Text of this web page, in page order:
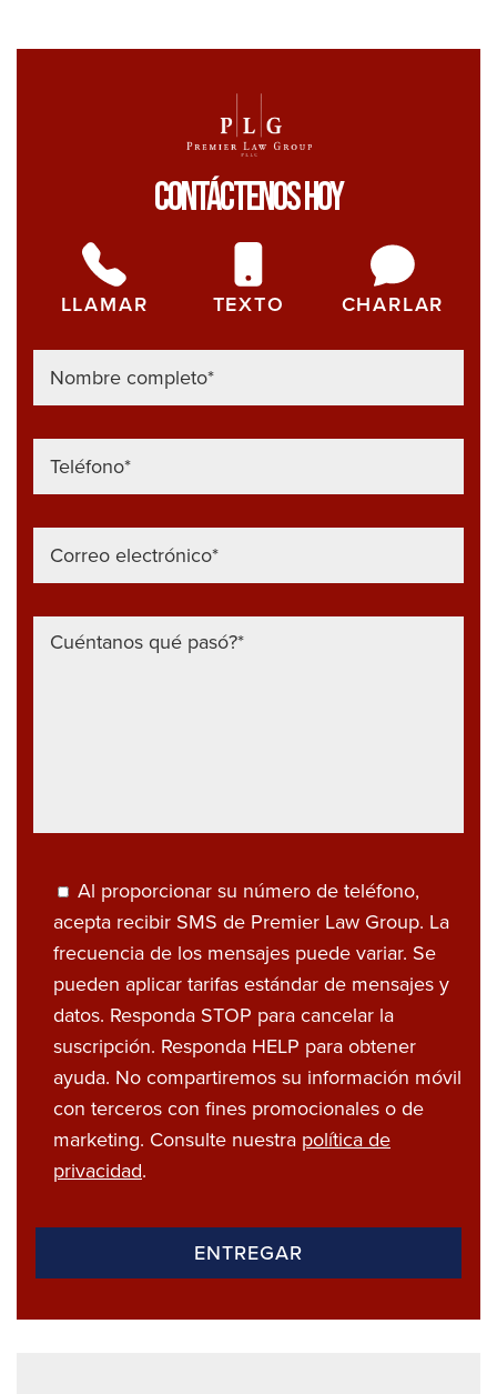
Contáctenos Hoy
LLAMAR TEXTO CHARLAR
Al proporcionar su número de teléfono,
acepta recibir SMS de Premier Law Group. La
frecuencia de los mensajes puede variar. Se
pueden aplicar tarifas estándar de mensajes y
datos. Responda STOP para cancelar la
suscripción. Responda HELP para obtener
ayuda. No compartiremos su información móvil
con terceros con fines promocionales o de
marketing. Consulte nuestra política de
privacidad.